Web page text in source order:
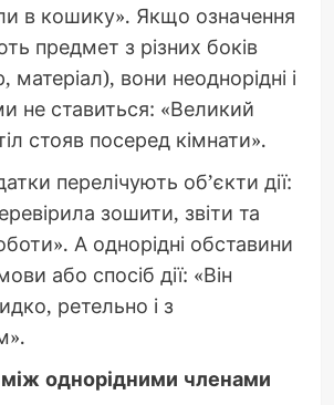
в кошику». Якщо означення
предмет з різних боків
матеріал), вони неоднорідні і
не ставиться: «Великий
стояв посеред кімнати».
перелічують об’єкти дії:
зошити, звіти та
А однорідні обставини
або спосіб дії: «Він
ретельно і з
між однорідними членами